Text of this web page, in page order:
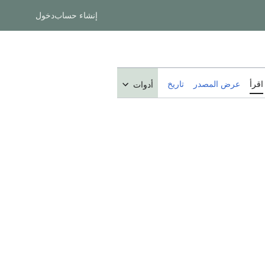
إنشاء حسابدخول
اقرأ عرض المصدر تاريخ أدوات